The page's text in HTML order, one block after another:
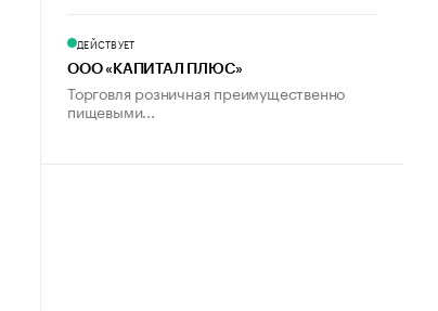
ДЕЙСТВУЕТ
ООО «КАПИТАЛ ПЛЮС»
Торговля розничная преимущественно
пищевыми...